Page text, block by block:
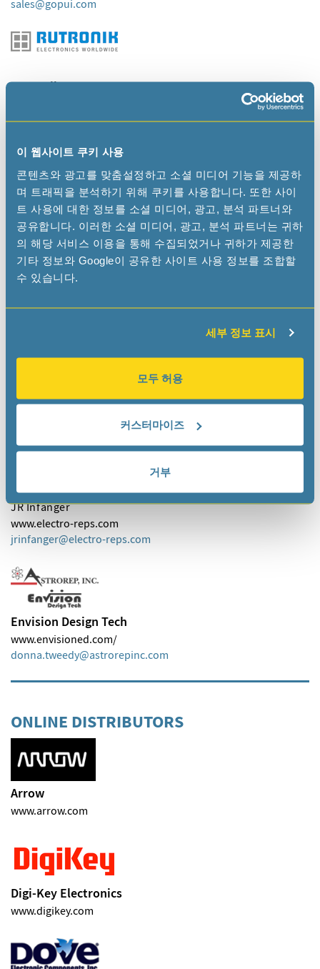
이 웹사이트 쿠키 사용
콘텐츠와 광고를 맞춤설정하고 소셜 미디어 기능을 제공하
며 트래픽을 분석하기 위해 쿠키를 사용합니다. 또한 사이
트 사용에 대한 정보를 소셜 미디어, 광고, 분석 파트너와
공유합니다. 이러한 소셜 미디어, 광고, 분석 파트너는 귀하
의 해당 서비스 이용을 통해 수집되었거나 귀하가 제공한
기타 정보와 Google이 공유한 사이트 사용 정보를 조합할
수 있습니다.
세부 정보 표시
모두 허용
커스터마이즈
거부
sales
gopui com
Rutronik
sales-na
rutronik com
TRG Components
www.trgcomponents.com
gtyler
trgcomp com
REPRESENTATIVES
Electro Reps
JR Infanger
www.electro-reps.com
jrinfanger
electro-reps com
Envision Design Tech
www.envisioned.com/
donna.tweedy
astrorepinc com
ONLINE DISTRIBUTORS
Arrow
www.arrow.com
Digi-Key Electronics
www.digikey.com